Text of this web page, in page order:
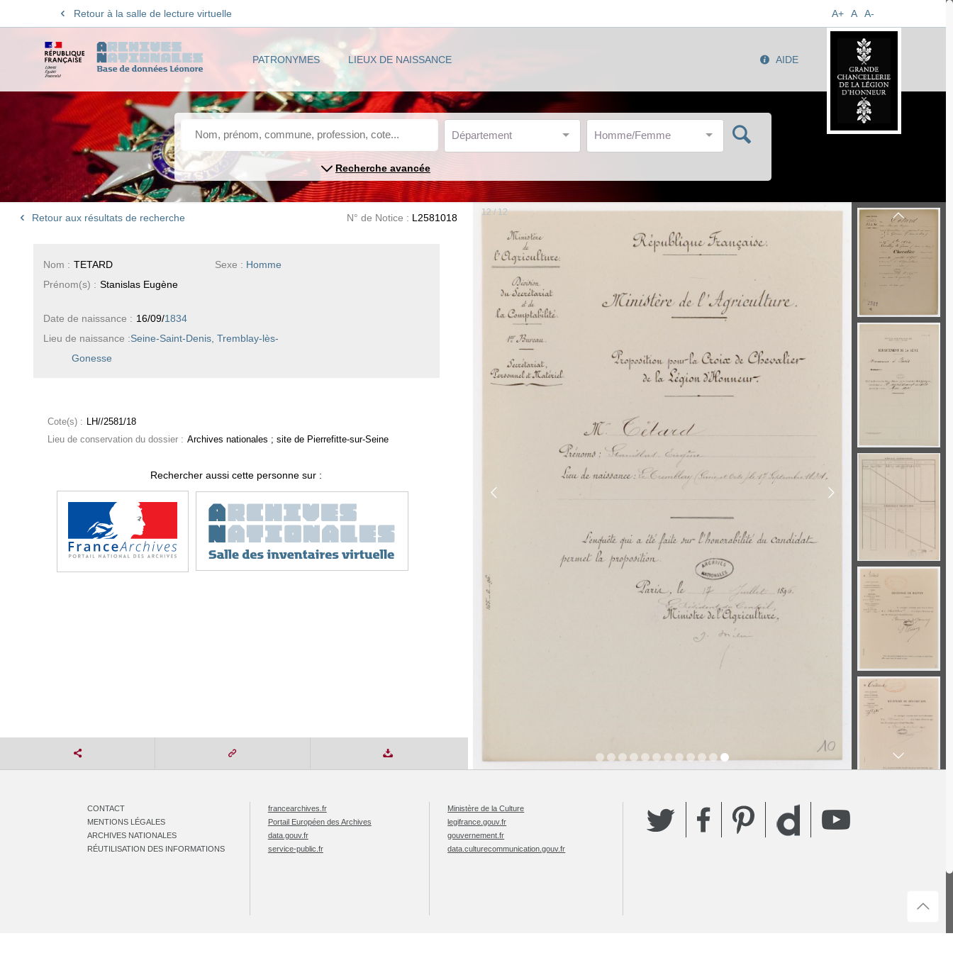
Retour à la salle de lecture virtuelle A+ A A-
PATRONYMES LIEUX DE NAISSANCE AIDE
Département Homme/Femme
Recherche avancée
Retour aux résultats de recherche N° de Notice : L2581018
Sexe : Homme
Nom : TETARD
Prénom(s) : Stanislas Eugène
Date de naissance : 16/09/1834
Lieu de naissance :Seine-Saint-Denis, Tremblay-lès-
Gonesse
Cote(s) : LH//2581/18
Lieu de conservation du dossier : Archives nationales ; site de Pierrefitte-sur-Seine
Rechercher aussi cette personne sur :
12 / 12
CONTACT
MENTIONS LÉGALES
ARCHIVES NATIONALES
RÉUTILISATION DES INFORMATIONS
francearchives.fr
Portail Européen des Archives
data.gouv.fr
service-public.fr
Ministère de la Culture
legifrance.gouv.fr
gouvernement.fr
data.culturecommunication.gouv.fr